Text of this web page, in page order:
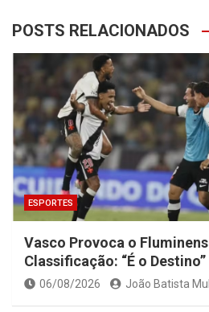
POSTS RELACIONADOS
ESPORTES
Vasco Provoca o
Classificação: “É o Destino”
06/08/2026 João Batista